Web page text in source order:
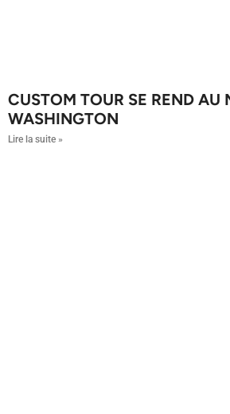
CUSTOM TOUR SE REND AU
WASHINGTON
Lire la suite »